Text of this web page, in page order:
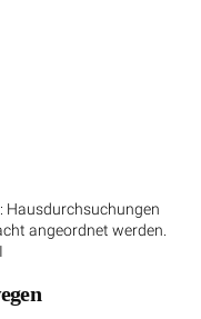
Hausdurchsuchungen
angeordnet werden.